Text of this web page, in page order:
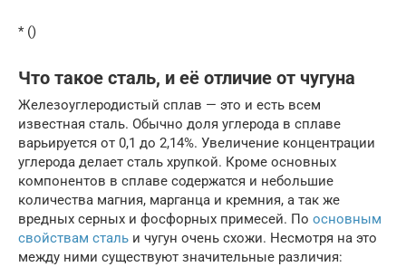
* ()
Что такое сталь, и её отличие от чугуна
Железоуглеродистый сплав — это и есть всем
известная сталь. Обычно доля углерода в сплаве
варьируется от 0,1 до 2,14%. Увеличение концентрации
углерода делает сталь хрупкой. Кроме основных
компонентов в сплаве содержатся и небольшие
количества магния, марганца и кремния, а так же
вредных серных и фосфорных примесей. По основным
свойствам сталь и чугун очень схожи. Несмотря на это
между ними существуют значительные различия: